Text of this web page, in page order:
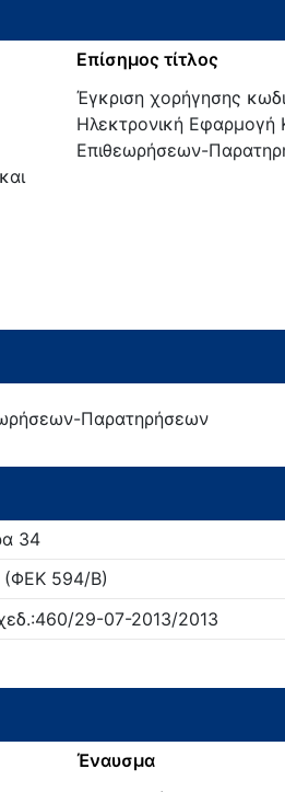
Επίσημος τίτλος
Έγκριση χορήγησης
Ηλεκτρονική Εφαρμογή
Επιθεωρήσεων-
Παρατηρήσεων
34
594/Β)
29-07-2013/2013
Έναυσμα